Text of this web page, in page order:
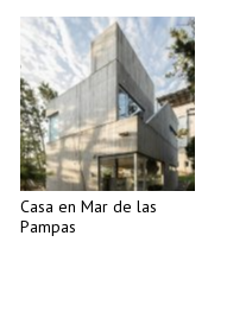
Casa en Mar de las
Pampas